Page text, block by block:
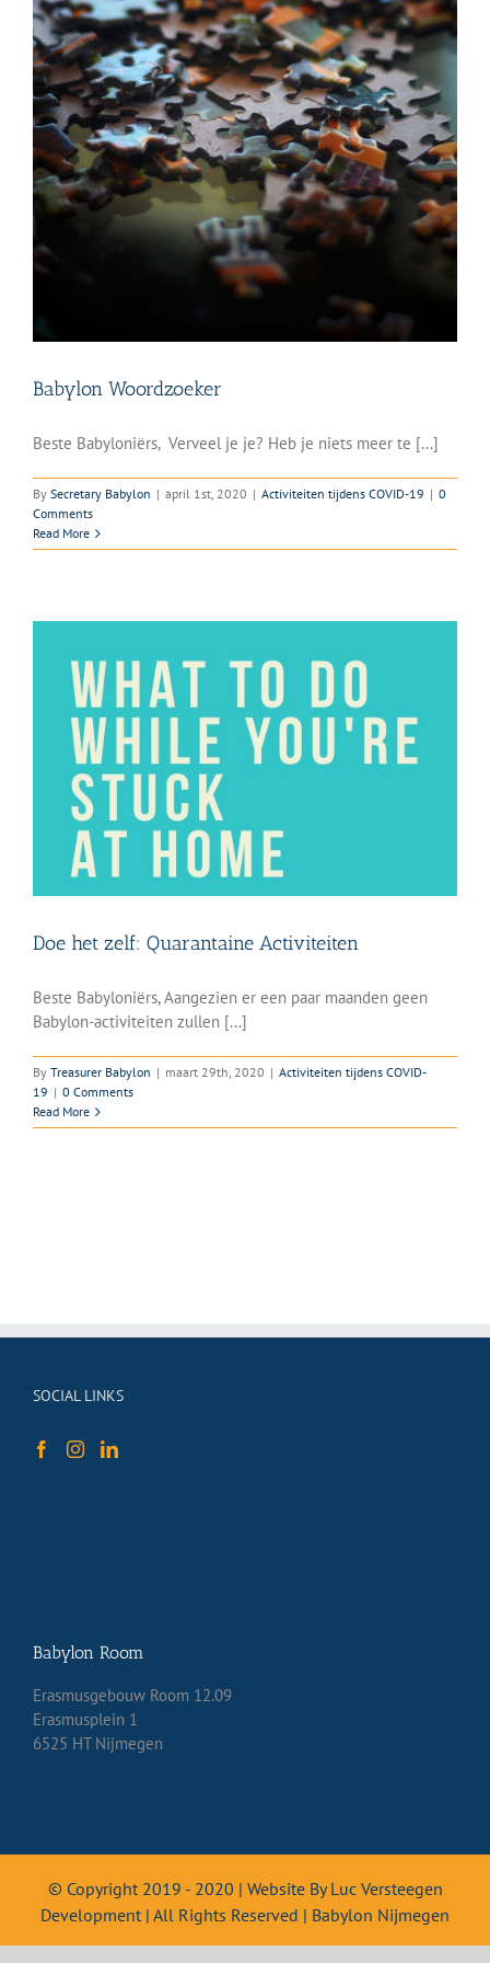
Babylon Woordzoeker
Beste Babyloniërs, Verveel je je? Heb je niets meer te [...]
By Secretary Babylon | april 1st, 2020 | Activiteiten tijdens COVID-19 | 0
Comments
Read More
Doe het zelf: Quarantaine Activiteiten
Beste Babyloniërs, Aangezien er een paar maanden geen
Babylon-activiteiten zullen [...]
By Treasurer Babylon | maart 29th, 2020 | Activiteiten tijdens COVID-
19 | 0 Comments
Read More
SOCIAL LINKS
Babylon Room
Erasmusgebouw Room 12.09
Erasmusplein 1
6525 HT Nijmegen
© Copyright 2019 - 2020 | Website By Luc Versteegen
Development | All Rights Reserved | Babylon Nijmegen